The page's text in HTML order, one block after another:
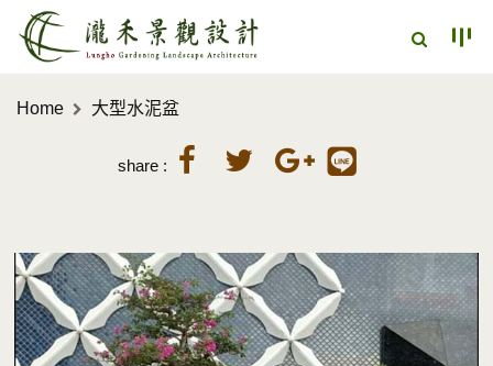
Home 大型水泥盆
share :